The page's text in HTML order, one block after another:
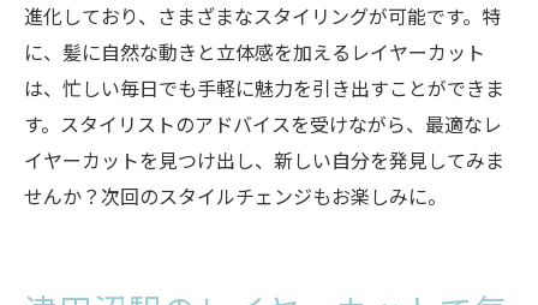
進化しており、さまざまなスタイリングが可能です。特
に、髪に自然な動きと立体感を加えるレイヤーカット
は、忙しい毎日でも手軽に魅力を引き出すことができま
す。スタイリストのアドバイスを受けながら、最適なレ
イヤーカットを見つけ出し、新しい自分を発見してみま
せんか？次回のスタイルチェンジもお楽しみに。